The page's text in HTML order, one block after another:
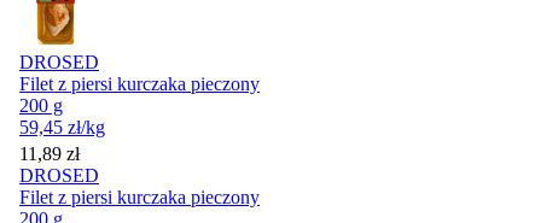
DROSED
Filet z piersi kurczaka pieczony
200 g
59,45 zł/kg
Cena
11,89 zł
DROSED
Filet z piersi kurczaka pieczony
200 g